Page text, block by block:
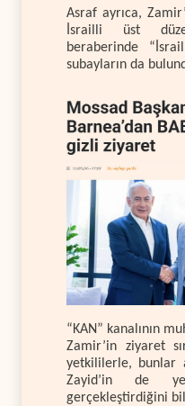
Asraf ayrıca,
İsrailli üst
beraberinde
subayların da
“KAN” kanalının
Zamir’in ziyaret
yetkililerle, bunlar
Zayid’in de
gerçekleştirdiğini